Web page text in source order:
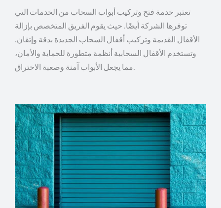
تعتبر خدمة فتح وتركيب أبواب السحاب من الخدمات التي
توفرها الشركة أيضًا. حيث يقوم الفريق المتخصص بإزالة
الأقفال القديمة وتركيب أقفال السحاب الجديدة بدقة وإتقان.
وتستخدم الأقفال السحابية أنظمة متطورة للحماية والأمان،